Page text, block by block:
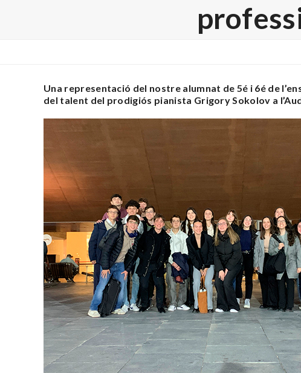
Una representació del nostre alumnat de 5é i 6é de
del talent del prodigiós pianista Grigory Sokolov a